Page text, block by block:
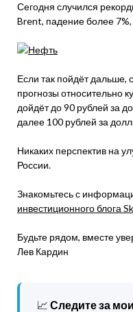
Сегодня случился
Brent, падение более
Если так пойдёт дальше,
прогнозы относительно
дойдёт до 90 рублей за
далее 100 рублей за
Никаких перспектив на
России.
Знакомьтесь с
инвестиционного блога
Будьте рядом, вместе
Лев Кардин
📈 Следите за